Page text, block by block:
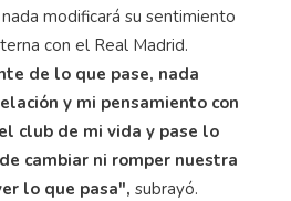
modificará su sentimiento
con el Real Madrid.
de lo que pase, nada
y mi pensamiento con
club de mi vida y pase lo
cambiar ni romper nuestra
lo que pasa", subrayó.